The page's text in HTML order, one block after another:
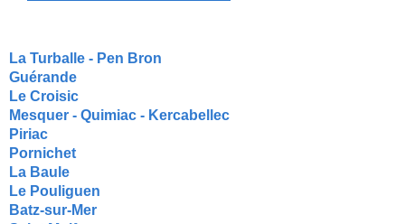
La Turballe - Pen Bron
Guérande
Le Croisic
Mesquer - Quimiac - Kercabellec
Piriac
Pornichet
La Baule
Le Pouliguen
Batz-sur-Mer